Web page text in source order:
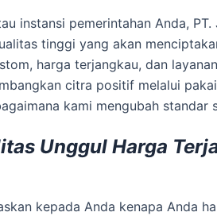
instansi pemerintahan Anda,
tinggi yang akan
harga terjangkau, dan
citra positif melalui
kami mengubah standar
Unggul Harga
kepada Anda kenapa Anda